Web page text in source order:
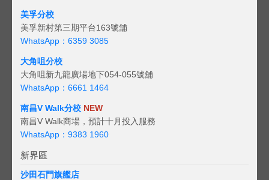
美孚分校
美孚新村第三期平台163號舖
WhatsApp：6359 3085
大角咀分校
大角咀新九龍廣場地下054-055號舖
WhatsApp：6661 1464
南昌V Walk分校 NEW
南昌V Walk商場，預計十月投入服務
WhatsApp：9383 1960
新界區
沙田石門旗艦店